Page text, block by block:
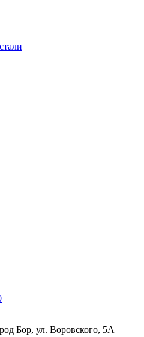
Бор, ул. Воровского, 5А